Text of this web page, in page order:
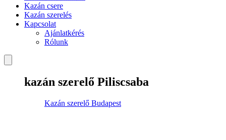
Kazán csere
Kazán szerelés
Kapcsolat
Ajánlatkérés
Rólunk
kazán szerelő Piliscsaba
Kazán szerelő Budapest